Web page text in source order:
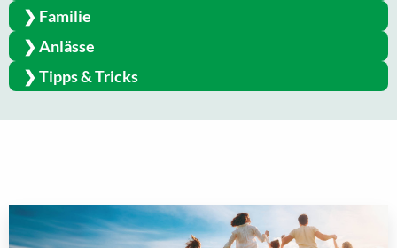
Familie
Anlässe
Tipps & Tricks